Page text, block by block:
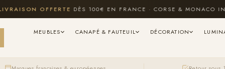
OFFERTEDÈS 100€ EN FRANCE · CORSE & MONACO INCLUS
MEUBLES CANAPÉ & FAUTEUIL DÉCORATION